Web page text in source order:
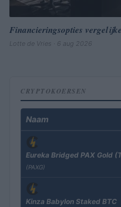
Financieringsopties
Lotte de Vries · 6 aug 2026
CRYPTOKOERSEN
Naam
Eureka Bridged PAX Gold
(PAXG)
Kinza Babylon Staked BTC